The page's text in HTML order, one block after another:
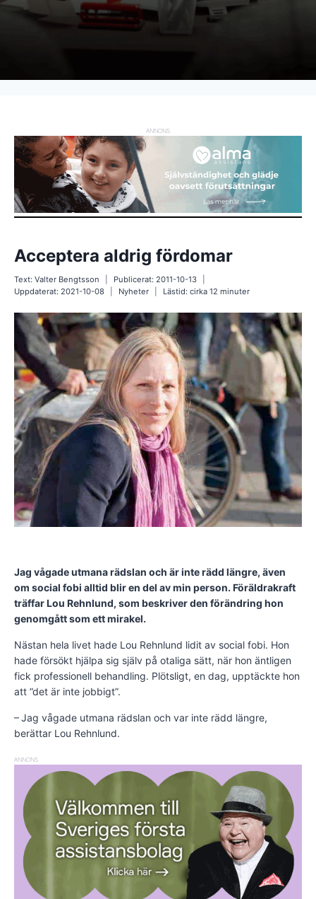
ANNONS
Acceptera aldrig fördomar
Text: Valter Bengtsson Publicerat: 2011-10-13
Uppdaterat: 2021-10-08 Nyheter Lästid: cirka12minuter
Jag vågade utmana rädslan och är inte rädd längre, även
om social fobi alltid blir en del av min person. Föräldrakraft
träffar Lou Rehnlund, som beskriver den förändring hon
genomgått som ett mirakel.
Nästan hela livet hade Lou Rehnlund lidit av social fobi. Hon
hade försökt hjälpa sig själv på otaliga sätt, när hon äntligen
fick professionell behandling. Plötsligt, en dag, upptäckte hon
att ”det är inte jobbigt”.
– Jag vågade utmana rädslan och var inte rädd längre,
berättar Lou Rehnlund.
ANNONS